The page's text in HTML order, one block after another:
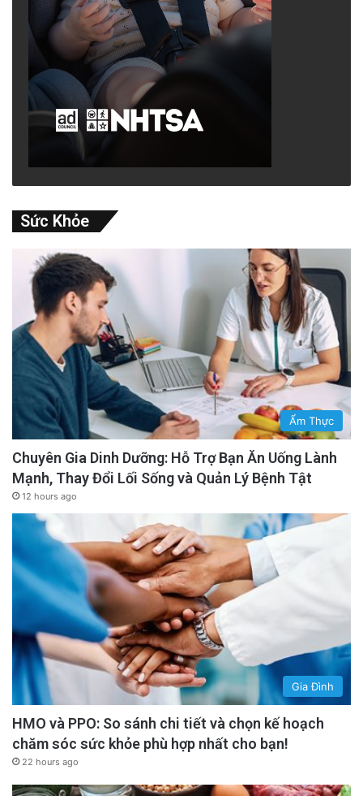
Sức Khỏe
Ẩm Thực
Chuyên Gia Dinh Dưỡng: Hỗ Trợ Bạn Ăn Uống Lành
Mạnh, Thay Đổi Lối Sống và Quản Lý Bệnh Tật
12 hours ago
Gia Đình
HMO và PPO: So sánh chi tiết và chọn kế hoạch
chăm sóc sức khỏe phù hợp nhất cho bạn!
22 hours ago